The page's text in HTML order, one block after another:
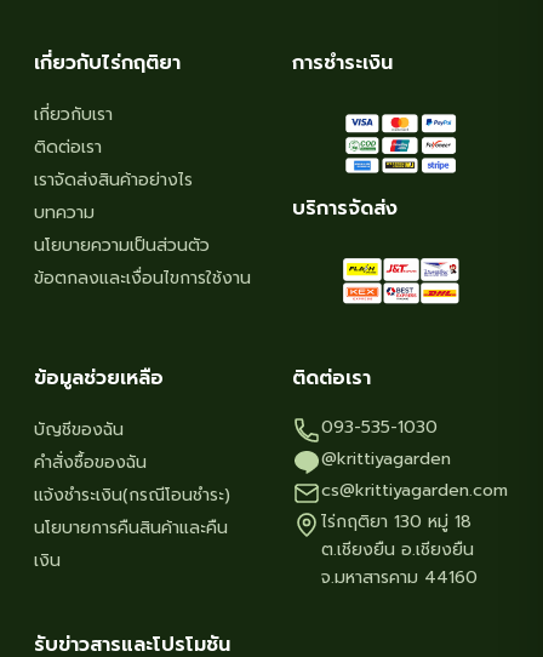
เกี่ยวกับไร่กฤติยา
เกี่ยวกับเรา
ติดต่อเรา
เราจัดส่งสินค้าอย่างไร
บทความ
นโยบายความเป็นส่วนตัว
ข้อตกลงและเงื่อนไขการใช้งาน
การชำระเงิน
บริการจัดส่ง
ข้อมูลช่วยเหลือ
บัญชีของฉัน
คำสั่งซื้อของฉัน
แจ้งชำระเงิน(กรณีโอนชำระ)
นโยบายการคืนสินค้าและคืน
เงิน
ติดต่อเรา
093-535-1030
@krittiyagarden
cs@krittiyagarden.com
ไร่กฤติยา 130 หมู่ 18
ต.เชียงยืน อ.เชียงยืน
จ.มหาสารคาม 44160
รับข่าวสารและโปรโมชัน